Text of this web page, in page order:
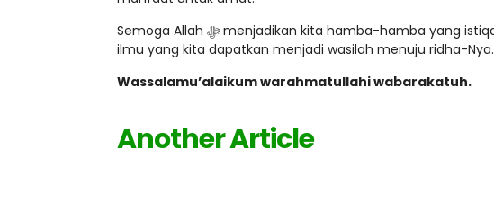
Semoga Allah ﷻ menjadikan kita hamba-hamba yang istiqamah dalam menuntut ilmu dengan ikhlas, dan semoga
ilmu yang kita dapatkan menjadi wasilah menuju ridha-Nya.
Wassalamu’alaikum warahmatullahi wabarakatuh.
Another Article